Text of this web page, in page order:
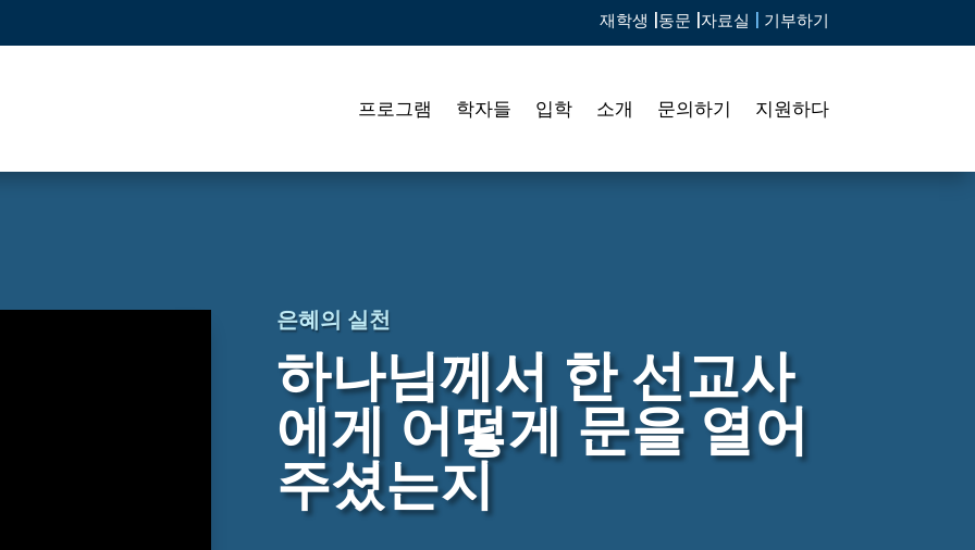
재학생 | 동문 | 자료실 기부하기
프로그램 학자들 입학 소개 문의하기 지원하다
은혜의 실천
하나님께서 한 선교사
에게 어떻게 문을 열어
주셨는지